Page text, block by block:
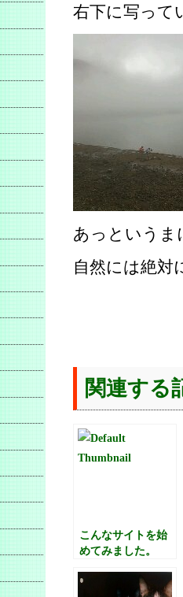
右下に写って
あっというま
自然には絶対
関連する
こんなサイトを始
めてみました。